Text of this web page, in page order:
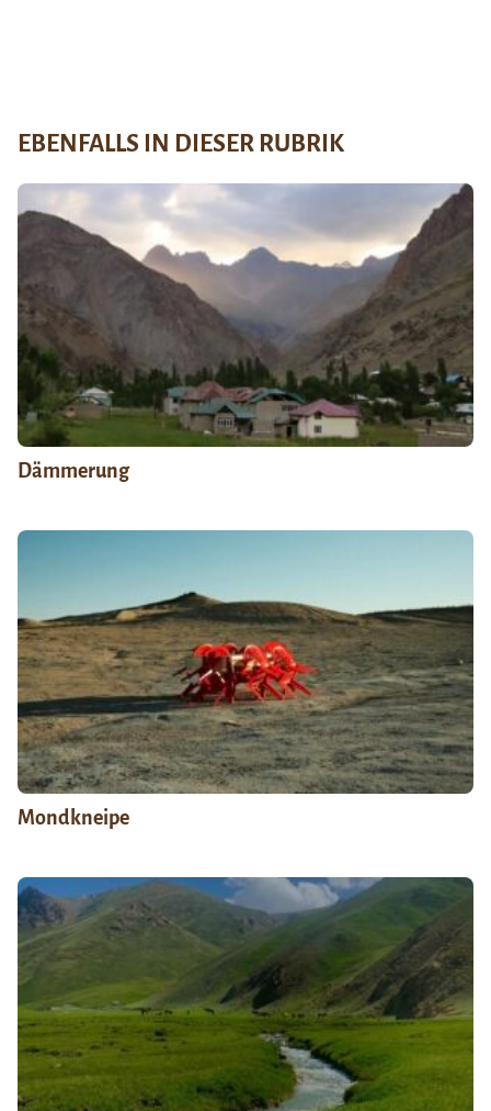
EBENFALLS IN DIESER RUBRIK
Dämmerung
Mondkneipe